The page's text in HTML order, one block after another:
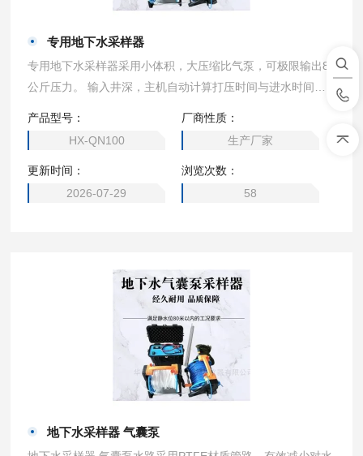
专用地下水采样器
专用地下水采样器采用小体积，大压缩比气泵，可极限输出8
公斤压力。 输入井深，主机自动计算打压时间与进水时间，
产品型号：
HX-QN100
厂商性质：
生产厂家
更新时间：
2026-07-29
浏览次数：
58
地下水采样器 气囊泵